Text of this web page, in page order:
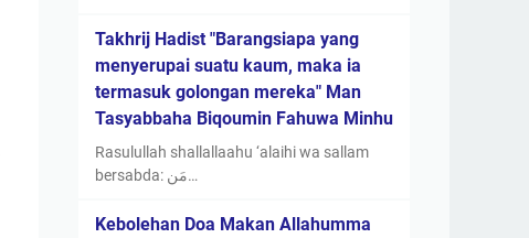
Takhrij Hadist "Barangsiapa yang
menyerupai suatu kaum, maka ia
termasuk golongan mereka" Man
Tasyabbaha Biqoumin Fahuwa Minhu
Rasulullah shallallaahu ‘alaihi wa sallam
bersabda: مَن…
Kebolehan Doa Makan Allahumma